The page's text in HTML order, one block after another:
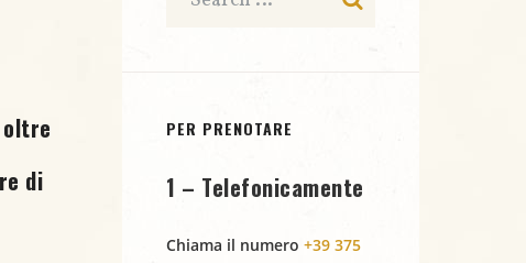
di
PER PRENOTARE
1 – Telefonicamente
Chiama il numero +39 375